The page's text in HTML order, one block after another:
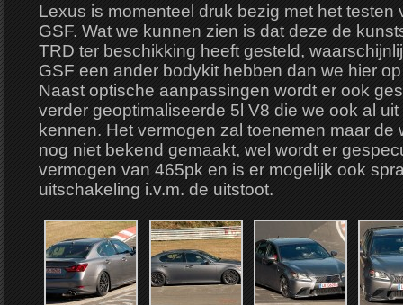
Lexus is momenteel druk bezig met het testen
GSF. Wat we kunnen zien is dat deze de
TRD ter beschikking heeft gesteld,
GSF een ander bodykit hebben dan we hier op
Naast optische aanpassingen wordt er ook
verder geoptimaliseerde 5l V8 die we ook al
kennen. Het vermogen zal toenemen maar de
nog niet bekend gemaakt, wel wordt er
vermogen van 465pk en is er mogelijk ook
uitschakeling i.v.m. de uitstoot.